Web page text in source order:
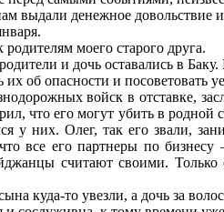
выдали денежное довольствие
моего старого друга.
и дочь оставались в
об опасности и посоветовать
войск в отставке,
что его могут убить в
у них. Олег, так его звали,
все его партнеры по
считают своими.
куда-то увезли, а дочь за